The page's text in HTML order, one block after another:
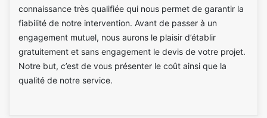
connaissance très qualifiée qui nous permet de garantir la
fiabilité de notre intervention. Avant de passer à un
engagement mutuel, nous aurons le plaisir d’établir
gratuitement et sans engagement le devis de votre projet.
Notre but, c’est de vous présenter le coût ainsi que la
qualité de notre service.